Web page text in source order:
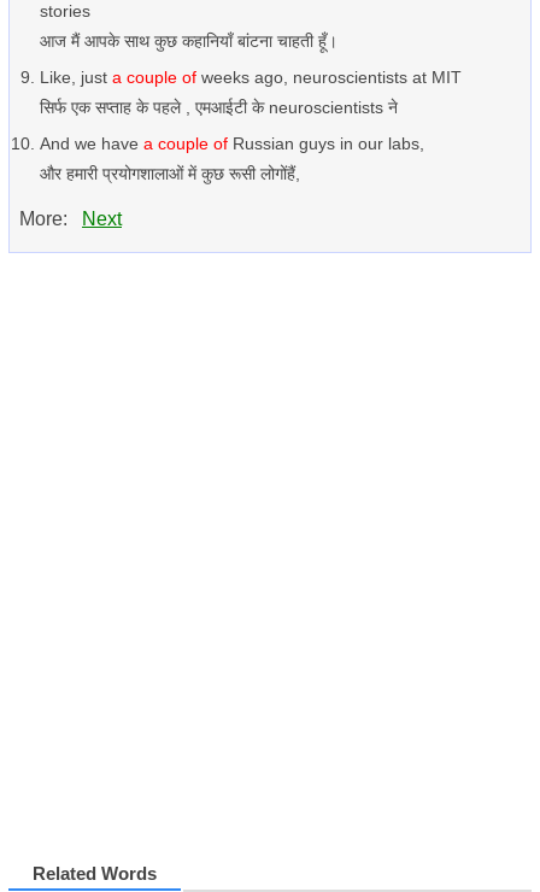
stories
आज मैं आपके साथ कुछ कहानियाँ बांटना चाहती हूँ।
Like, just a couple of weeks ago, neuroscientists at MIT
सिर्फ एक सप्ताह के पहले , एमआईटी के neuroscientists ने
And we have a couple of Russian guys in our labs,
और हमारी प्रयोगशालाओं में कुछ रूसी लोगोंहैं,
More: Next
Related Words